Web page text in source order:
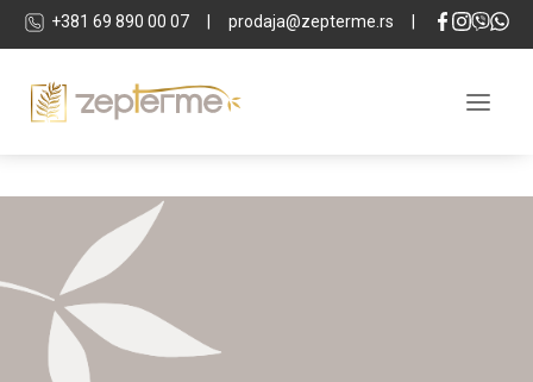
+381 69 890 00 07 prodaja@zepterme.rs
LOKACIJA
APARTMANI